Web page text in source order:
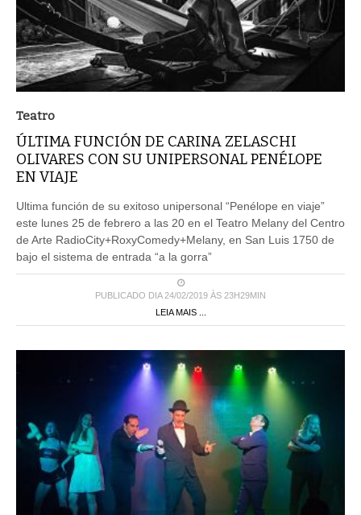
Teatro
ÚLTIMA FUNCIÓN DE CARINA ZELASCHI
OLIVARES CON SU UNIPERSONAL PENÉLOPE
EN VIAJE
Ultima función de su exitoso unipersonal “Penélope en viaje”
este lunes 25 de febrero a las 20 en el Teatro Melany del Centro
de Arte RadioCity+RoxyComedy+Melany, en San Luis 1750 de
bajo el sistema de entrada “a la gorra”
PUBLICADO DIA 24/02/2019 ÀS 23H29MIN
LEIA MAIS ...